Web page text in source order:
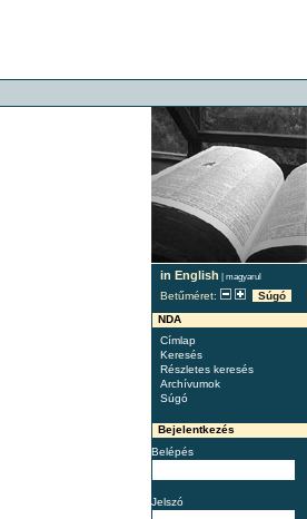
in English | magyarul
Betűméret:
Súgó
NDA
Címlap
Keresés
Részletes keresés
Archívumok
Súgó
Bejelentkezés
Belépés
Jelszó